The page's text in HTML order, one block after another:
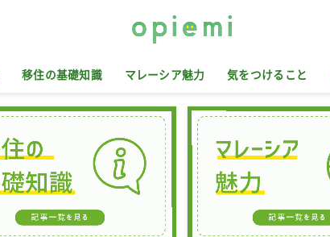
移住の基礎知識 マレーシア魅力 気をつけること